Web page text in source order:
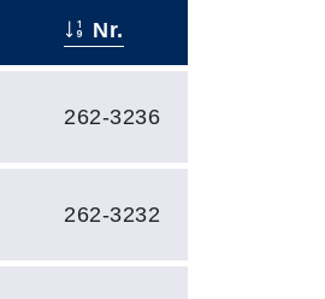
Nr.
262-3236
262-3232